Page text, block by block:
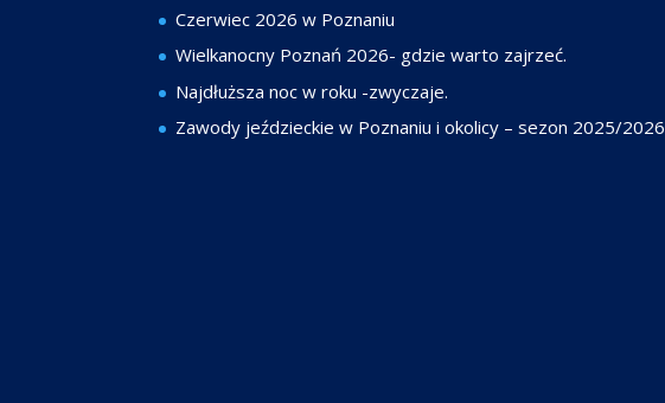
Czerwiec 2026 w Poznaniu
Wielkanocny Poznań 2026- gdzie warto zajrzeć.
Najdłuższa noc w roku -zwyczaje.
Zawody jeździeckie w Poznaniu i okolicy – sezon 2025/2026